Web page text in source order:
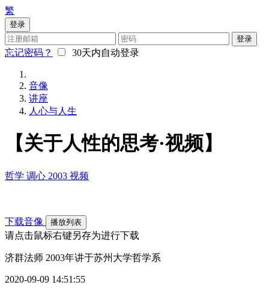
繁
登录
登录
忘记密码？ 30天内自动登录
音像
讲座
人心与人生
【关于人性的思考·视频】
哲学 调心 2003 视频
下载音像 播放列表
请点击鼠标右键另存为进行下载
济群法师 2003年讲于苏州大学哲学系
2020-09-09 14:51:55